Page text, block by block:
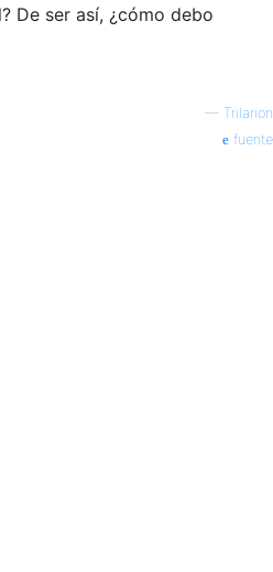
De ser así, ¿cómo debo
— Trilarion
fuente